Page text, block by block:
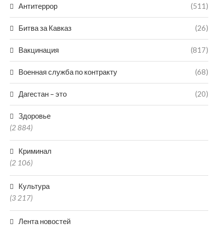
Антитеррор (511)
Битва за Кавказ (26)
Вакцинация (817)
Военная служба по контракту (68)
Дагестан – это (20)
Здоровье
(2 884)
Криминал
(2 106)
Культура
(3 217)
Лента новостей